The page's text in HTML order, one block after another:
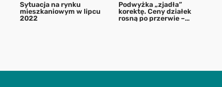
POBIERZ
świadomość, że mogę zrezygnować z subskrypcji w każdej chwili.
Sytuacja na rynku
mieszkaniowym w lipcu
2022
Podwyżka „zjadła”
korektę. Ceny działek
rosną po przerwie –